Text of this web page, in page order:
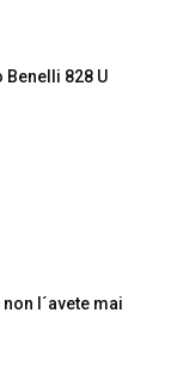
828 U
l´avete mai